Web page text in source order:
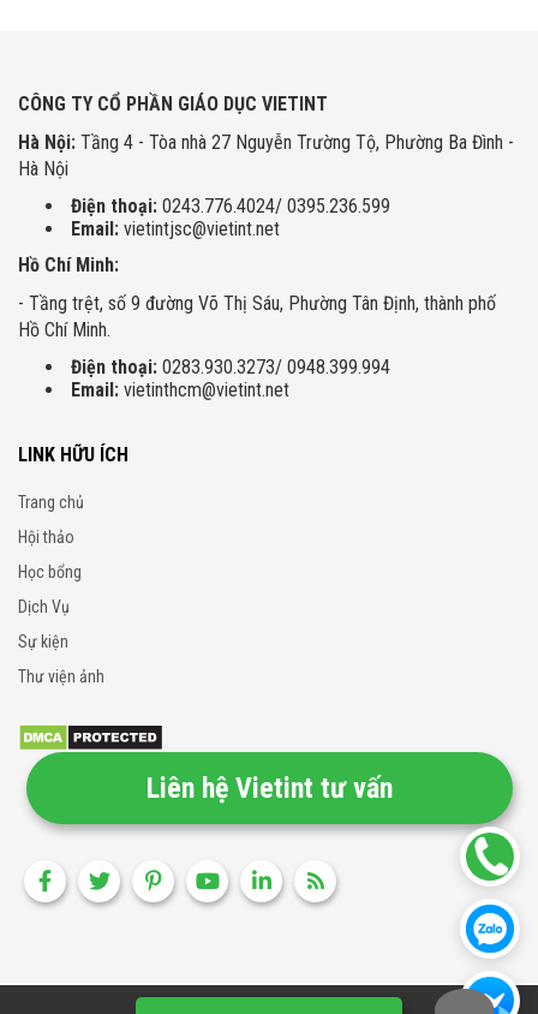
CÔNG TY CỔ PHẦN GIÁO DỤC VIETINT
Hà Nội: Tầng 4 - Tòa nhà 27 Nguyễn Trường Tộ, Phường Ba Đình -
Hà Nội
Điện thoại: 0243.776.4024/ 0395.236.599
Email: vietintjsc@vietint.net
Hồ Chí Minh:
- Tầng trệt, số 9 đường Võ Thị Sáu, Phường Tân Định, thành phố
Hồ Chí Minh.
Điện thoại: 0283.930.3273/ 0948.399.994
Email: vietinthcm@vietint.net
LINK HỮU ÍCH
Trang chủ
Hội thảo
Học bổng
Dịch Vụ
Sự kiện
Thư viện ảnh
Liên hệ Vietint tư vấn